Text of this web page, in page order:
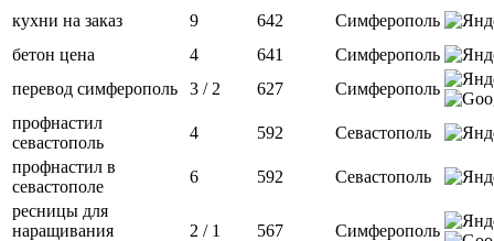
кухни на заказ 9 642
Симферополь
бетон цена
4 641
Симферополь
перевод симферополь
3 / 2 627
Симферополь
профнастил
севастополь
4 592
Севастополь
профнастил в
севастополе
6 592
Севастополь
ресницы для
наращивания
2 / 1 567 Симферополь